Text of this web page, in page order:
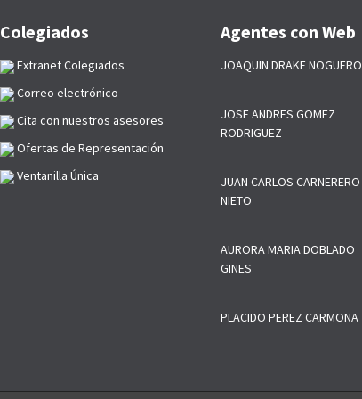
Colegiados
Extranet Colegiados
Correo electrónico
Cita con nuestros asesores
Ofertas de Representación
Ventanilla Única
Agentes con Web
JOAQUIN DRAKE NOGUERO
JOSE ANDRES GOMEZ
RODRIGUEZ
JUAN CARLOS CARNERERO
NIETO
AURORA MARIA DOBLADO
GINES
PLACIDO PEREZ CARMONA